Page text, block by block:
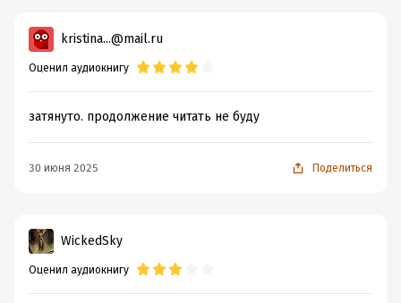
kristina...@mail.ru
Оценил аудиокнигу
затянуто. продолжение читать не буду
30 июня 2025 Поделиться
WickedSky
Оценил аудиокнигу